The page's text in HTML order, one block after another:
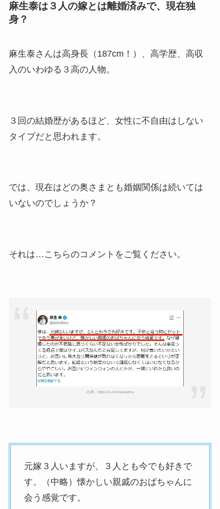
情報や離婚の噂も調査！
誰かも調査！
高木豊の妻は宮内千早！再婚
麻生泰は３人の嫁とは離婚済みで、現在独
身？
麻生泰さんは高身長（187cm！）、高学歴、高収
入のいわゆる３高の人物。
３回の結婚歴があるほど、女性に不自由はしない
タイプだと思われます。
では、現在はどの奥さまとも婚姻関係は続いては
いないのでしょうか？
それは…こちらのコメントをご覧ください。
出典：https://x.com/asoutoru
元嫁３人いますが、３人とも今でも好きで
す。（中略）懐かしい親戚のおばちゃんに
会う感覚です。